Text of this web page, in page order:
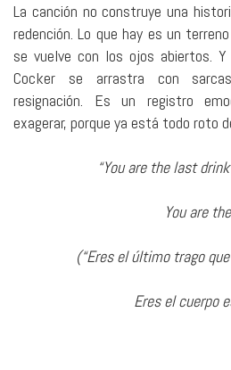
La canción no construye una
redención. Lo que hay es un
se vuelve con los ojos abiertos.
Cocker se arrastra con
resignación. Es un registro
exagerar, porque ya está todo roto
“You are the last
You are
(“Eres el último trago
Eres el cuerpo